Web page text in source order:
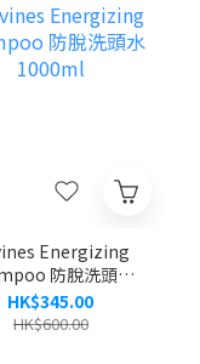
Energizing
防脫洗頭水
1000ml
HK$345.00
HK$600.00